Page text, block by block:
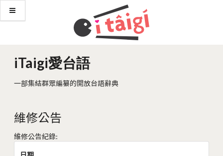
iTaigi愛台語
一部集結群眾編纂的開放台語辭典
維修公告
維修公告紀錄: